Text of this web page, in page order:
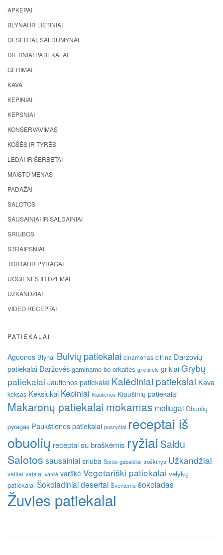
APKEPAI
BLYNAI IR LIETINIAI
DESERTAI, SALDUMYNAI
DIETINIAI PATIEKALAI
GĖRIMAI
KAVA
KEPINIAI
KEPSNIAI
KONSERVAVIMAS
KOŠĖS IR TYRĖS
LEDAI IR ŠERBETAI
MAISTO MENAS
PADAŽAI
SALOTOS
SAUSAINIAI IR SALDAINIAI
SRIUBOS
STRAIPSNIAI
TORTAI IR PYRAGAI
UOGIENĖS IR DŽEMAI
UŽKANDŽIAI
VIDEO RECEPTAI
PATIEKALAI
Aguonos Blynai Bulvių patiekalai cinamonas citrina Daržovių
patiekalai Daržovės gaminame be orkaitės grietinėlė grikiai Grybų
patiekalai Jautienos patiekalai Kalėdiniai patiekalai Kava
keksas Keksiukai Kepiniai Kiaulienos Kiaušinių patiekalai
Makaronų patiekalai mokamas moliūgai Obuolių
pyragas Paukštienos patiekalai pusryčiai receptai iš
obuolių receptai su braškėmis ryžiai Saldu
Salotos sausainiai sriuba Sūrūs gabalėliai troškinys Užkandžiai
vafliai vaisiai vanilė varškė Vegetariški patiekalai velykų
patiekalai Šokoladiniai desertai Šventėms šokoladas
Žuvies patiekalai